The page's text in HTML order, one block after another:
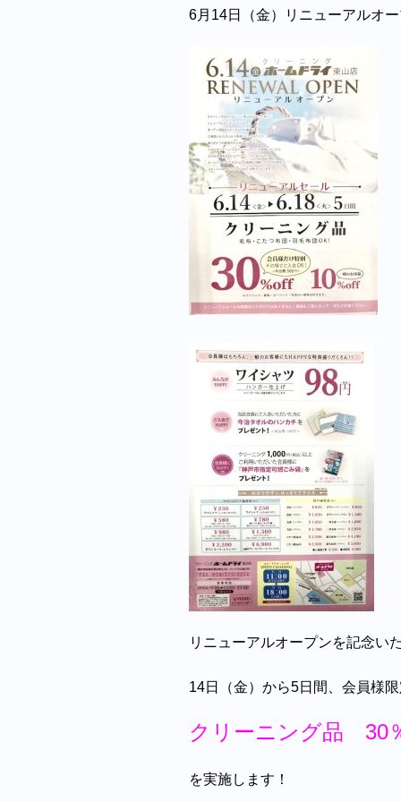
6月14日（金）リニューアルオ
リニューアルオープンを記念い
14日（金）から5日間、会員様限
クリーニング品 30
を実施します！